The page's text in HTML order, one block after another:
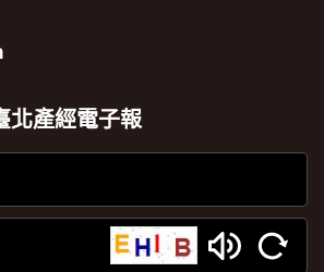
北產經電子報